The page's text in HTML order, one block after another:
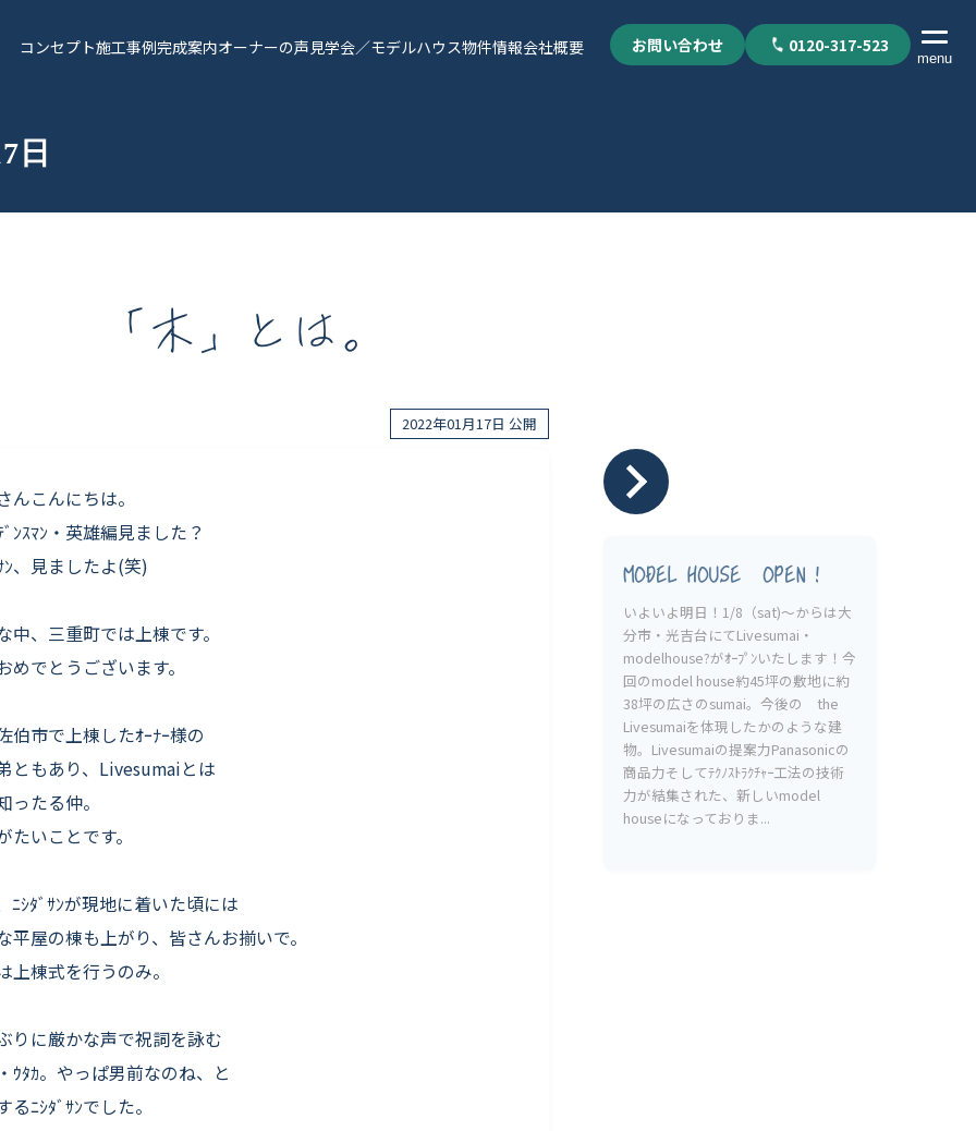
コンセプト施工事例完成案内オーナーの声見学会／モデルハウス物件情報会社概要 お問い合わせ 0120-317-523
menu
よくいただくご質問
お役立ちコラム
個人情報保護方針
日
「木」とは。
2022年01月17日 公開
んこんにちは。
ﾞﾝｽﾏﾝ・英雄編見ました？
ﾝ、見ましたよ(笑)
中、三重町では上棟です。
めでとうございます。
伯市で上棟したｵｰﾅｰ様の
ともあり、Livesumaiとは
ったる仲。
たいことです。
ﾆｼﾀﾞｻﾝが現地に着いた頃には
平屋の棟も上がり、皆さんお揃いで。
上棟式を行うのみ。
りに厳かな声で祝詞を詠む
ｳﾀｶ。やっぱ男前なのね、と
るﾆｼﾀﾞｻﾝでした。
MODEL HOUSE OPEN！
いよいよ明日！1/8（sat)〜からは大
分市・光吉台にてLivesumai・
modelhouse?がｵｰﾌﾟﾝいたします！今
回のmodel house約45坪の敷地に約
38坪の広さのsumai。今後の the
Livesumaiを体現したかのような建
物。Livesumaiの提案力Panasonicの
商品力そしてﾃｸﾉｽﾄﾗｸﾁｬｰ工法の技術
力が結集された、新しいmodel
houseになっておりま...